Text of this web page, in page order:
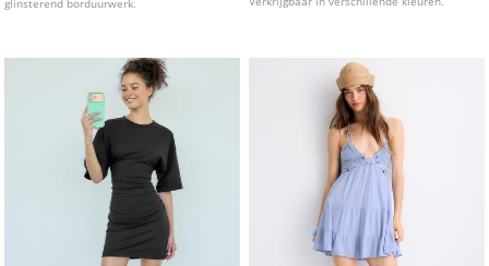
glinsterend borduurwerk.